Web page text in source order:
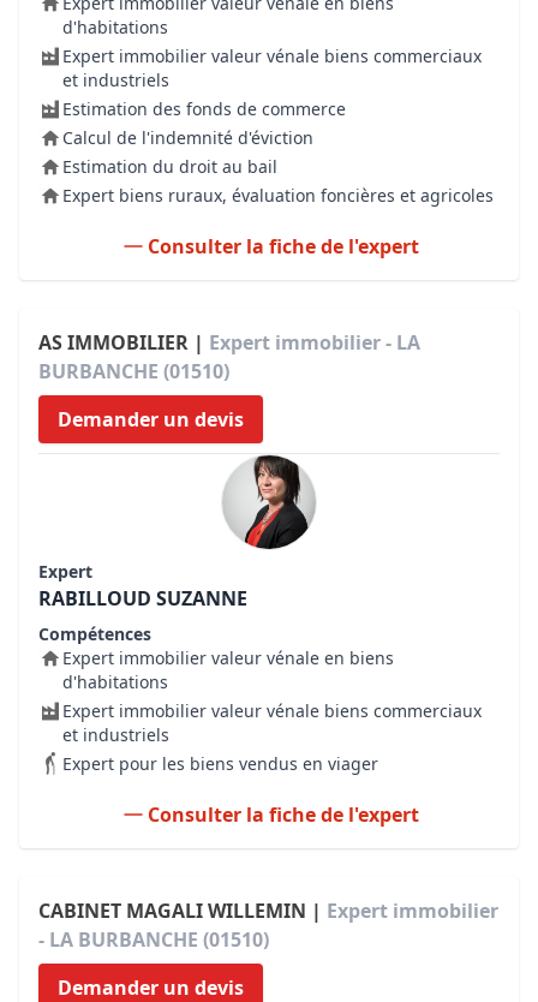
d'habitations
Expert immobilier valeur vénale biens commerciaux
et industriels
Estimation des fonds de commerce
Calcul de l'indemnité d'éviction
Estimation du droit au bail
Expert biens ruraux, évaluation foncières et agricoles
Consulter la fiche de l'expert
AS IMMOBILIER | Expert immobilier - LA
BURBANCHE (01510)
Demander un devis
Expert
RABILLOUD SUZANNE
Compétences
Expert immobilier valeur vénale en biens
d'habitations
Expert immobilier valeur vénale biens commerciaux
et industriels
Expert pour les biens vendus en viager
Consulter la fiche de l'expert
CABINET MAGALI WILLEMIN | Expert immobilier
- LA BURBANCHE (01510)
Demander un devis